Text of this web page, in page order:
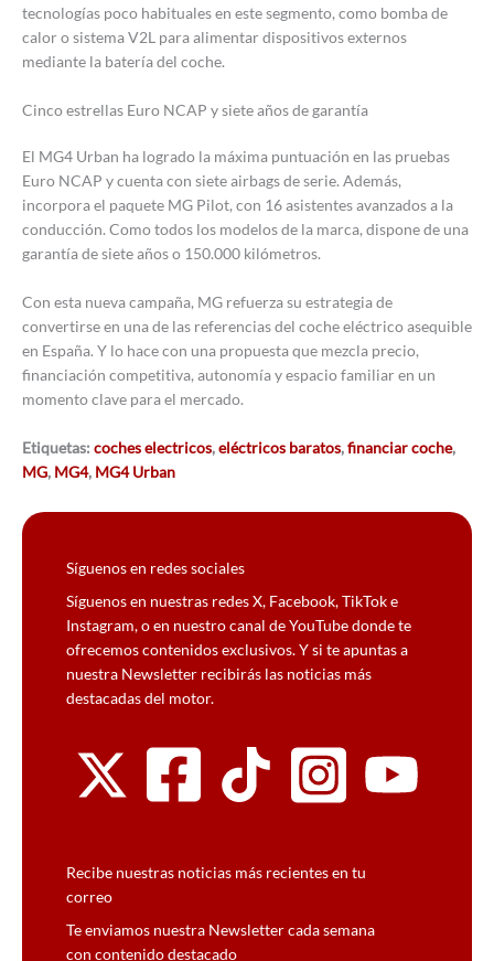
tecnologías poco habituales en este segmento, como bomba de
calor o sistema V2L para alimentar dispositivos externos
mediante la batería del coche.
Cinco estrellas Euro NCAP y siete años de garantía
El MG4 Urban ha logrado la máxima puntuación en las pruebas
Euro NCAP y cuenta con siete airbags de serie. Además,
incorpora el paquete MG Pilot, con 16 asistentes avanzados a la
conducción. Como todos los modelos de la marca, dispone de una
garantía de siete años o 150.000 kilómetros.
Con esta nueva campaña, MG refuerza su estrategia de
convertirse en una de las referencias del coche eléctrico asequible
en España. Y lo hace con una propuesta que mezcla precio,
financiación competitiva, autonomía y espacio familiar en un
momento clave para el mercado.
Etiquetas: coches electricos,eléctricos baratos,financiar coche,
MG, MG4, MG4 Urban
Síguenos en redes sociales
Síguenos en nuestras redes X, Facebook, TikTok e
Instagram, o en nuestro canal de YouTube donde te
ofrecemos contenidos exclusivos. Y si te apuntas a
nuestra Newsletter recibirás las noticias más
destacadas del motor.
Recibe nuestras noticias más recientes en tu
correo
Te enviamos nuestra Newsletter cada semana
con contenido destacado